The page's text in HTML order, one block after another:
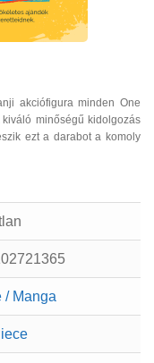
akciófigura minden One
minőségű kidolgozás
ezt a darabot a komoly
/ Manga